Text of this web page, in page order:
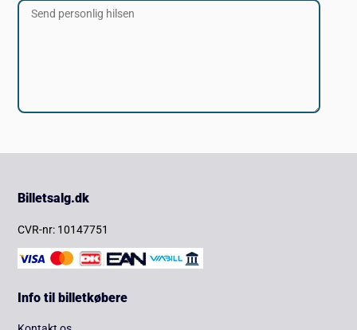
Billetsalg.dk
CVR-nr: 10147751
Info til billetkøbere